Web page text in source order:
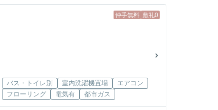
仲手無料 敷礼0
バス・トイレ別 室内洗濯機置場
エアコン
フローリング
電気有 都市ガス